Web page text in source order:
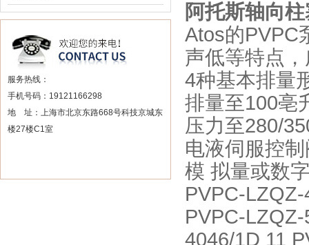
服务热线：
手机号码：19121166298
地 址：上海市北京东路668号科技京城东
楼27楼C1室
阿托斯轴向
Atos的PVPC
声低等特点
4种基本排量
排量至100亳
压力至280/
电液伺服控
模 拟量或数
PVPC-
PVPC-
4046/1D 11